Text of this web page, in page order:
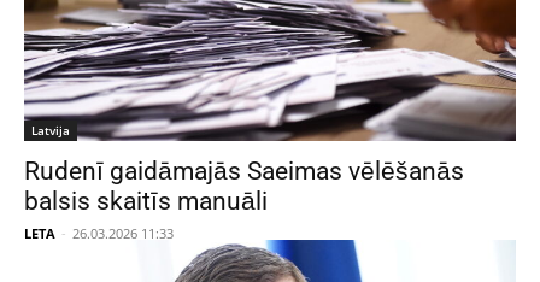
Latvija
Rudenī gaidāmajās Saeimas vēlēšanās
balsis skaitīs manuāli
LETA - 26.03.2026 11:33